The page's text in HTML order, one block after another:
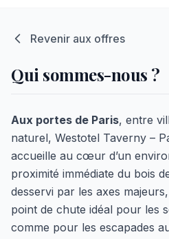
Revenir aux offres
Qui sommes-nous ?
Aux portes de Paris, entre
naturel, Westotel Taverny –
accueille au cœur d’un
proximité immédiate du bois
desservi par les axes
point de chute idéal pour les
comme pour les escapades